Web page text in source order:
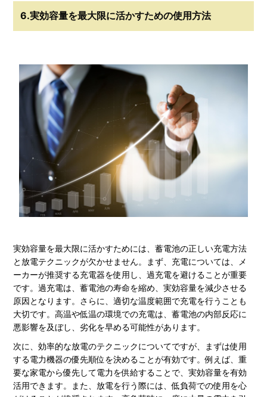
6.実効容量を最大限に活かすための使用方法
実効容量を最大限に活かすためには、蓄電池の正しい充電方法
と放電テクニックが欠かせません。まず、充電については、メ
ーカーが推奨する充電器を使用し、過充電を避けることが重要
です。過充電は、蓄電池の寿命を縮め、実効容量を減少させる
原因となります。さらに、適切な温度範囲で充電を行うことも
大切です。高温や低温の環境での充電は、蓄電池の内部反応に
悪影響を及ぼし、劣化を早める可能性があります。
次に、効率的な放電のテクニックについてですが、まずは使用
する電力機器の優先順位を決めることが有効です。例えば、重
要な家電から優先して電力を供給することで、実効容量を有効
活用できます。また、放電を行う際には、低負荷での使用を心